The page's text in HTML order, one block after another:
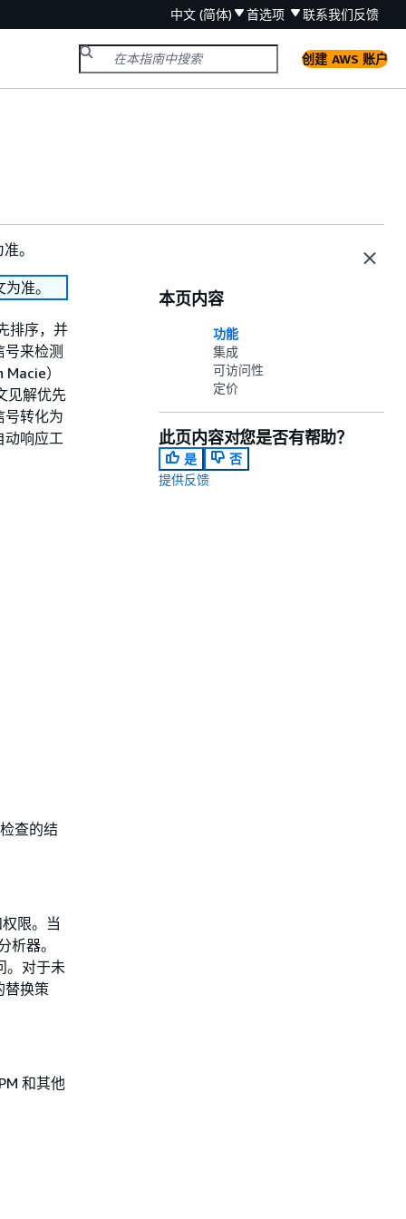
中文 (简体) 首选项 联系我们反馈
创建 AWS 账户
。
准。
排序，并
来检测
）
见解优先
号转化为
动响应工
查的结
限。当
器。
。对于未
替换策
和其他
本页内容
功能
集成
可访问性
定价
此页内容对您是否有帮助？
是
否
提供反馈